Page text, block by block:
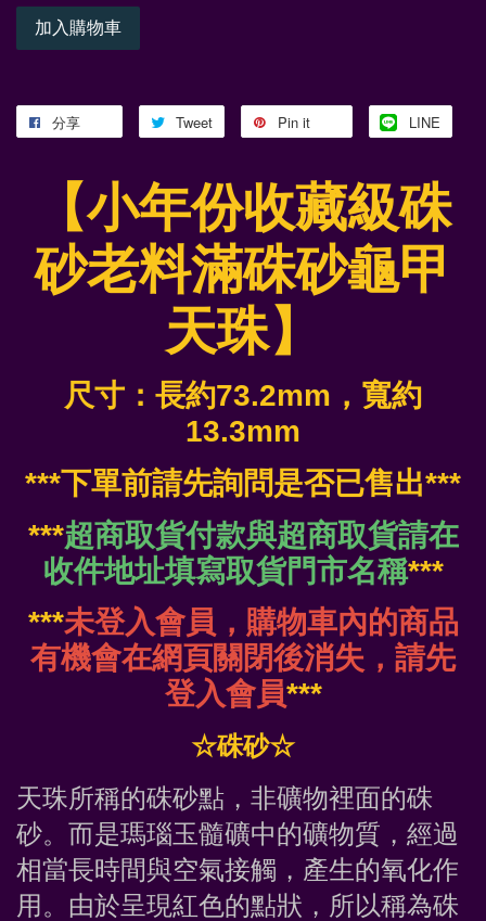
加入購物車
分享 Tweet Pin it LINE
【小年份收藏級硃
砂老料滿硃砂龜甲
天珠】
尺寸：長約73.2mm，寬約
13.3mm
***下單前請先詢問是否已售出***
***超商取貨付款與超商取貨請在
收件地址填寫取貨門市名稱***
***未登入會員，購物車內的商品
有機會在網頁關閉後消失，請先
登入會員***
☆硃砂☆
天珠所稱的硃砂點，非礦物裡面的硃
砂。而是瑪瑙玉髓礦中的礦物質，經過
相當長時間與空氣接觸，產生的氧化作
用。由於呈現紅色的點狀，所以稱為硃